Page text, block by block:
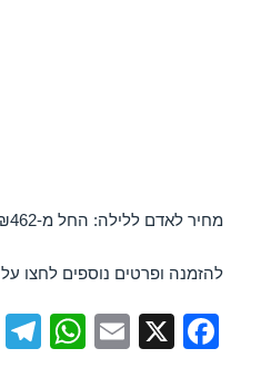
מחיר לאדם ללילה: החל מ-₪462
להזמנה ופרטים נוספים לחצו על
F
X
E
W